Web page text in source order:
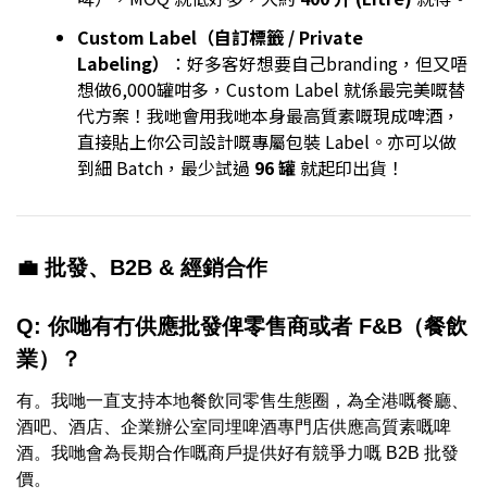
Custom Label（自訂標籤 / Private
Labeling）
：好多客好想要自己branding，但又唔
想做6,000罐咁多，Custom Label 就係最完美嘅替
代方案！我哋會用我哋本身最高質素嘅現成啤酒，
直接貼上你公司設計嘅專屬包裝 Label。亦可以做
到細 Batch，最少試過 96 罐就起印出貨！
💼 批發、B2B & 經銷合作
Q: 你哋有冇供應批發俾零售商或者 F&B（餐飲
業）？
有。我哋一直支持本地餐飲同零售生態圈，為全港嘅餐廳、
酒吧、酒店、企業辦公室同埋啤酒專門店供應高質素嘅啤
酒。我哋會為長期合作嘅商戶提供好有競爭力嘅 B2B 批發
價。